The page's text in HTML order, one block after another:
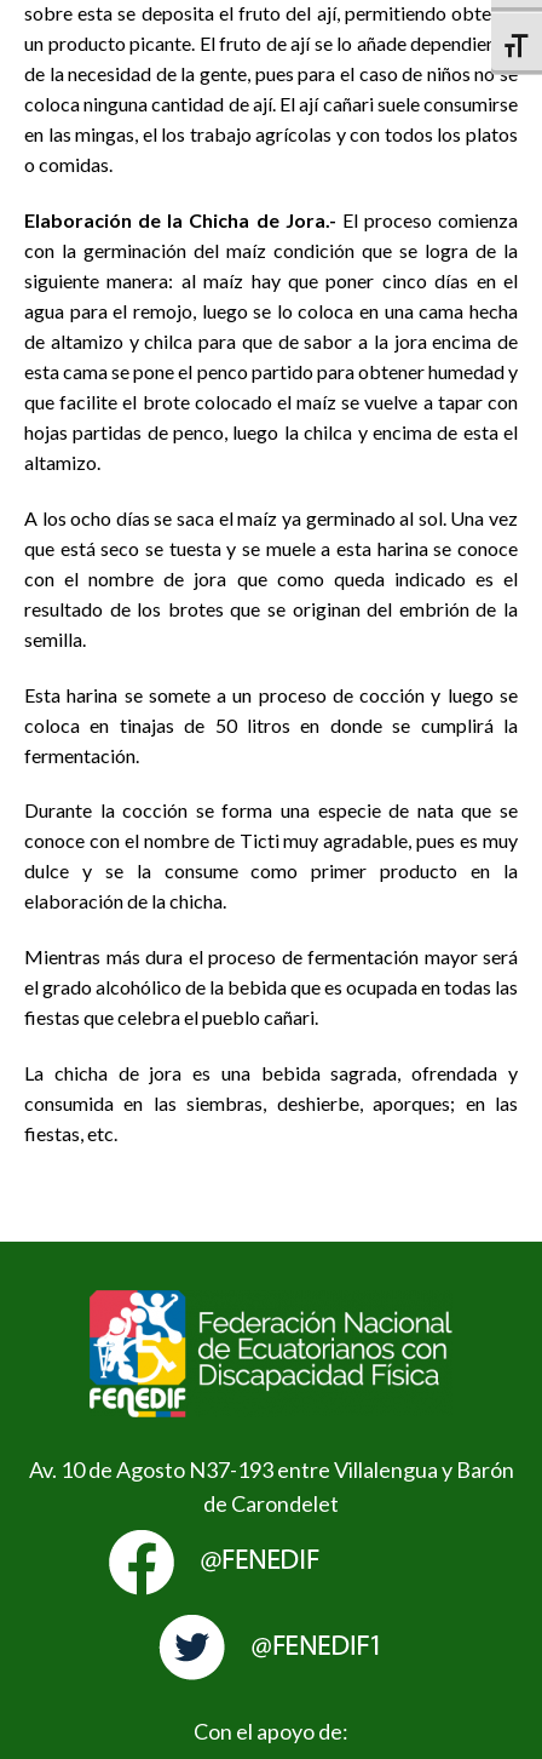
sobre esta se deposita el fruto del ají, permitiendo obtener
un producto picante. El fruto de ají se lo añade dependiendo
de la necesidad de la gente, pues para el caso de niños no se
coloca ninguna cantidad de ají. El ají cañari suele consumirse
en las mingas, el los trabajo agrícolas y con todos los platos
o comidas.
Elaboración de la Chicha de Jora.- El proceso comienza
con la germinación del maíz condición que se logra de la
siguiente manera: al maíz hay que poner cinco días en el
agua para el remojo, luego se lo coloca en una cama hecha
de altamizo y chilca para que de sabor a la jora encima de
esta cama se pone el penco partido para obtener humedad y
que facilite el brote colocado el maíz se vuelve a tapar con
hojas partidas de penco, luego la chilca y encima de esta el
altamizo.
A los ocho días se saca el maíz ya germinado al sol. Una vez
que está seco se tuesta y se muele a esta harina se conoce
con el nombre de jora que como queda indicado es el
resultado de los brotes que se originan del embrión de la
semilla.
Esta harina se somete a un proceso de cocción y luego se
coloca en tinajas de 50 litros en donde se cumplirá la
fermentación.
Durante la cocción se forma una especie de nata que se
conoce con el nombre de Ticti muy agradable, pues es muy
dulce y se la consume como primer producto en la
elaboración de la chicha.
Mientras más dura el proceso de fermentación mayor será
el grado alcohólico de la bebida que es ocupada en todas las
fiestas que celebra el pueblo cañari.
La chicha de jora es una bebida sagrada, ofrendada y
consumida en las siembras, deshierbe, aporques; en las
fiestas, etc.
Av. 10 de Agosto N37-193 entre Villalengua y Barón
de Carondelet
Con el apoyo de: